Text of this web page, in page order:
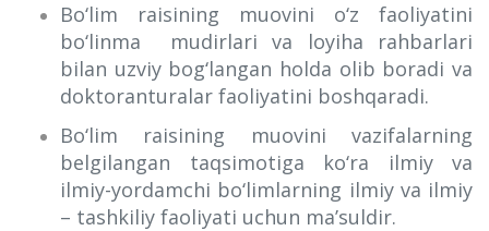
Bo‘lim raisining muovini o‘z faoliyatini
bo‘linma mudirlari va loyiha rahbarlari
bilan uzviy bog‘langan holda olib boradi va
doktoranturalar faoliyatini boshqaradi.
Bo‘lim raisining muovini vazifalarning
belgilangan taqsimotiga ko‘ra ilmiy va
ilmiy-yordamchi bo‘limlarning ilmiy va ilmiy
– tashkiliy faoliyati uchun ma’suldir.